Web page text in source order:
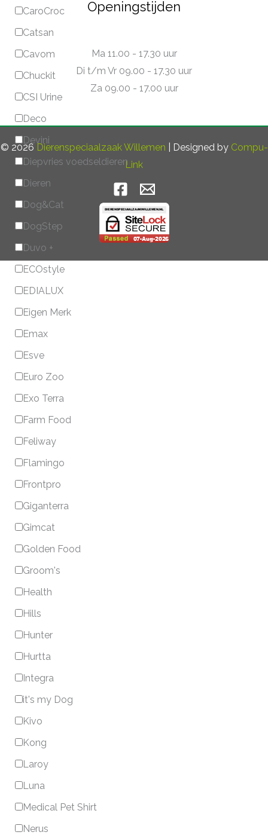
CaroCroc
Catsan
Cavom
Chuckit
CSI Urine
Deco
Devini
Diepvries voedseldieren
Dieren
Dog&Cat
DogStep
Duvo +
ECOstyle
EDIALUX
Eigen Merk
Emax
Esve
Euro Zoo
Exo Terra
Farm Food
Feliway
Flamingo
Frontpro
Giganterra
Gimcat
Golden Food
Groom's
Health
Hills
Hunter
Hurtta
Integra
it's my Dog
Kivo
Kong
Laroy
Luna
Medical Pet Shirt
Nerus
Openingstijden
Ma 11.00 - 17.30 uur
Di t/m Vr 09.00 - 17.30 uur
Za 09.00 - 17.00 uur
© 2026 Dierenspeciaalzaak Willemen | Designed by Compu-
Link